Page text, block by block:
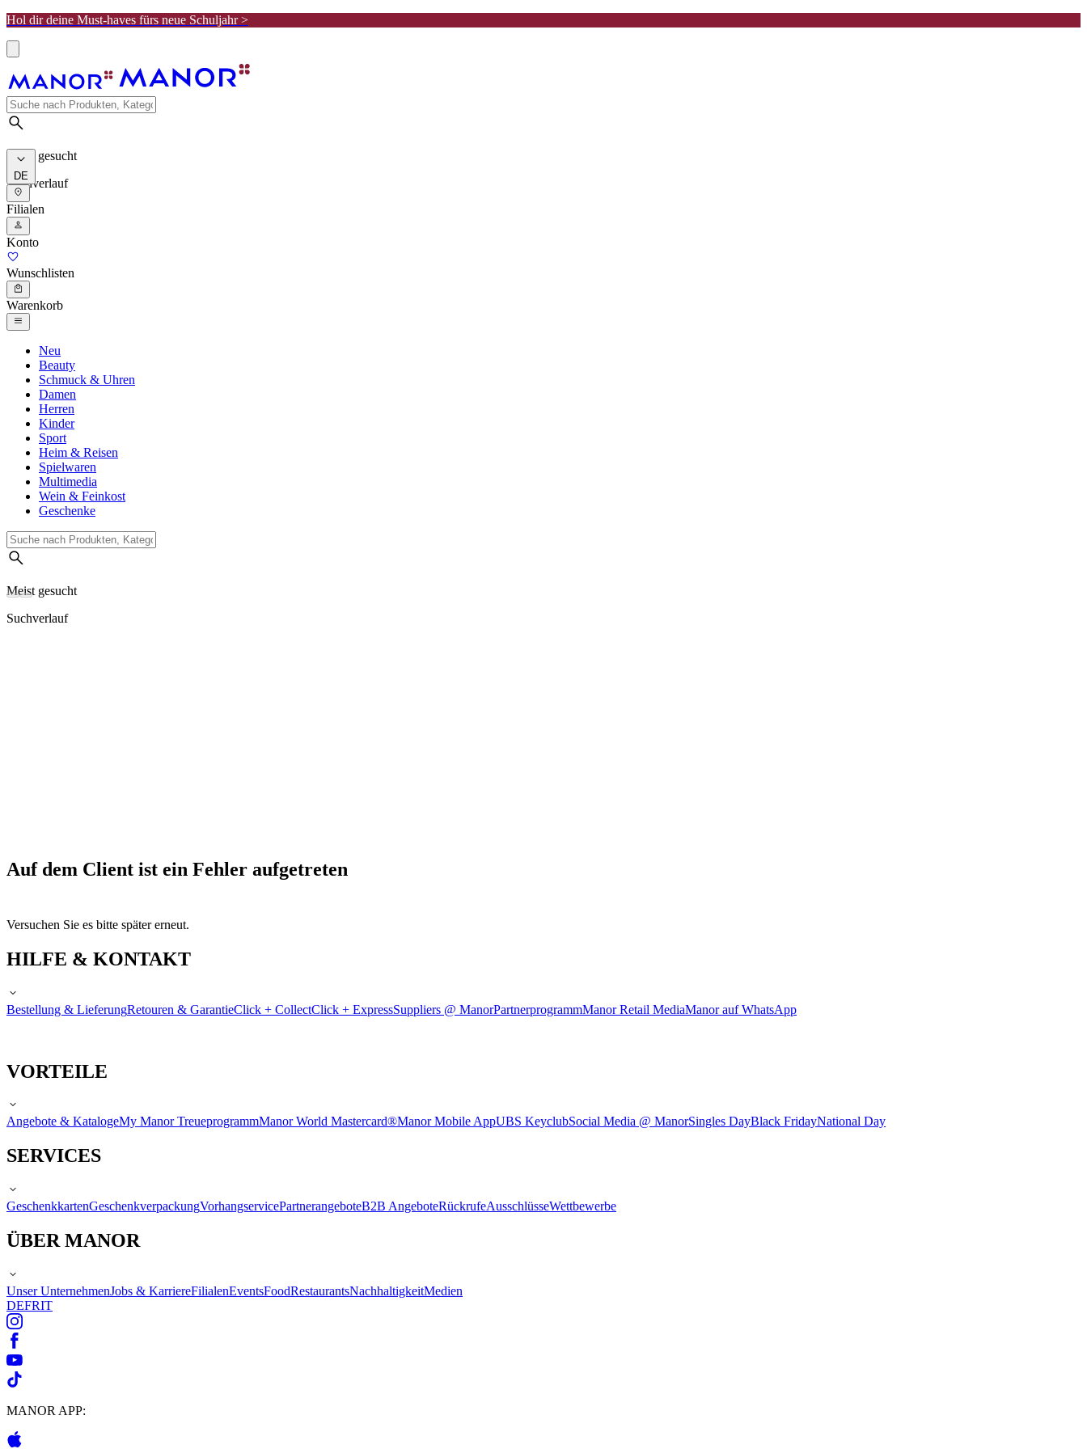
Hol dir deine Must-haves fürs neue Schuljahr >
Meist gesucht
Suchverlauf
DE
Filialen
Konto
Wunschlisten
Warenkorb
Neu
Beauty
Schmuck & Uhren
Damen
Herren
Kinder
Sport
Heim & Reisen
Spielwaren
Multimedia
Wein & Feinkost
Geschenke
Meist gesucht
Suchverlauf
Auf dem Client ist ein Fehler aufgetreten
Versuchen Sie es bitte später erneut.
HILFE & KONTAKT
Bestellung & LieferungRetouren & GarantieClick + CollectClick + ExpressSuppliers @ ManorPartnerprogrammManor Retail MediaManor auf WhatsApp
VORTEILE
Angebote & KatalogeMy Manor TreueprogrammManor World Mastercard®Manor Mobile AppUBS KeyclubSocial Media @ ManorSingles DayBlack FridayNational Day
SERVICES
GeschenkkartenGeschenkverpackungVorhangservicePartnerangeboteB2B AngeboteRückrufeAusschlüsseWettbewerbe
ÜBER MANOR
Unser UnternehmenJobs & KarriereFilialenEventsFoodRestaurantsNachhaltigkeitMedien
DEFRIT
MANOR APP: